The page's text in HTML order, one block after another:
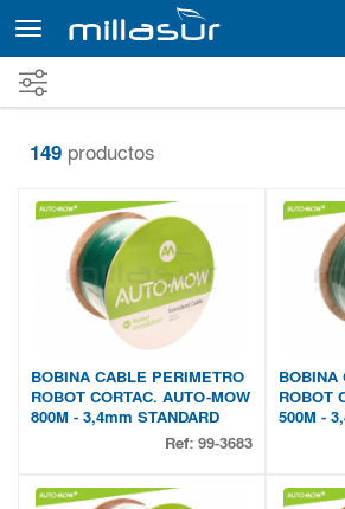
contenido
principal
149 productos
BOBINA CABLE PERIMETRO
ROBOT CORTAC. AUTO-MOW
800M - 3,4mm STANDARD
Ref: 99-3683
BOBINA
ROBOT
500M -